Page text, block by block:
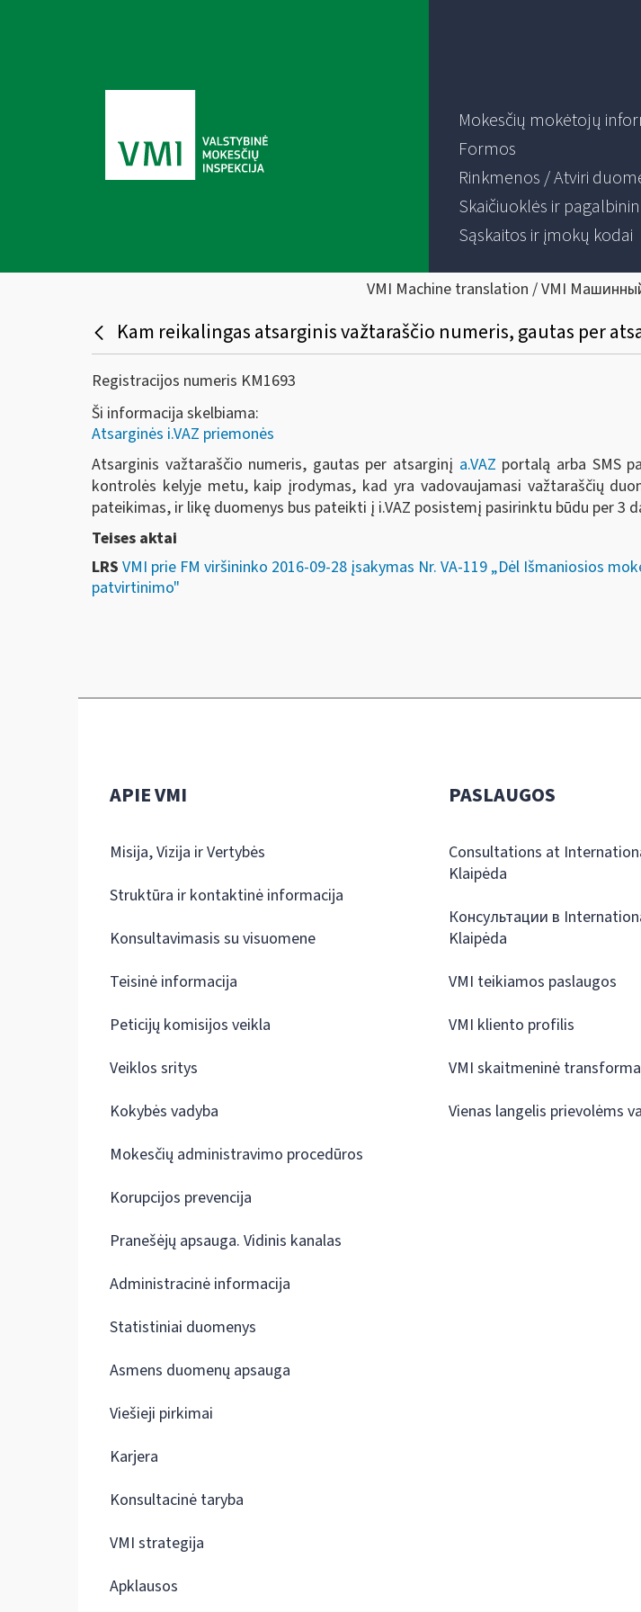
Mokesčių mokėtojų
Formos
Rinkmenos / Atviri
Skaičiuoklės ir
Sąskaitos ir įmokų kodai
VMI Machine translation / VMI
Kam reikalingas atsarginis važtaraščio numeris, gautas per
Registracijos numeris KM1693
Ši informacija skelbiama:
Atsarginės i.VAZ priemonės
Atsarginis važtaraščio numeris, gautas per atsarginį a.VAZ portalą arba SMS
kontrolės kelyje metu, kaip įrodymas, kad yra vadovaujamasi važtaraščių
pateikimas, ir likę duomenys bus pateikti į i.VAZ posistemį pasirinktu būdu per 3
Teises aktai
LRS VMI prie FM viršininko 2016-09-28 įsakymas Nr. VA-119 „Dėl Išmaniosios
patvirtinimo"
APIE VMI
Misija, Vizija ir Vertybės
Struktūra ir kontaktinė informacija
Konsultavimasis su visuomene
Teisinė informacija
Peticijų komisijos veikla
Veiklos sritys
Kokybės vadyba
Mokesčių administravimo procedūros
Korupcijos prevencija
Pranešėjų apsauga. Vidinis kanalas
Administracinė informacija
Statistiniai duomenys
Asmens duomenų apsauga
Viešieji pirkimai
Karjera
Konsultacinė taryba
VMI strategija
Apklausos
PASLAUGOS
Consultations at
Klaipėda
Консультации в
Klaipėda
VMI teikiamos paslaugos
VMI kliento profilis
VMI skaitmeninė
Vienas langelis prievolėms